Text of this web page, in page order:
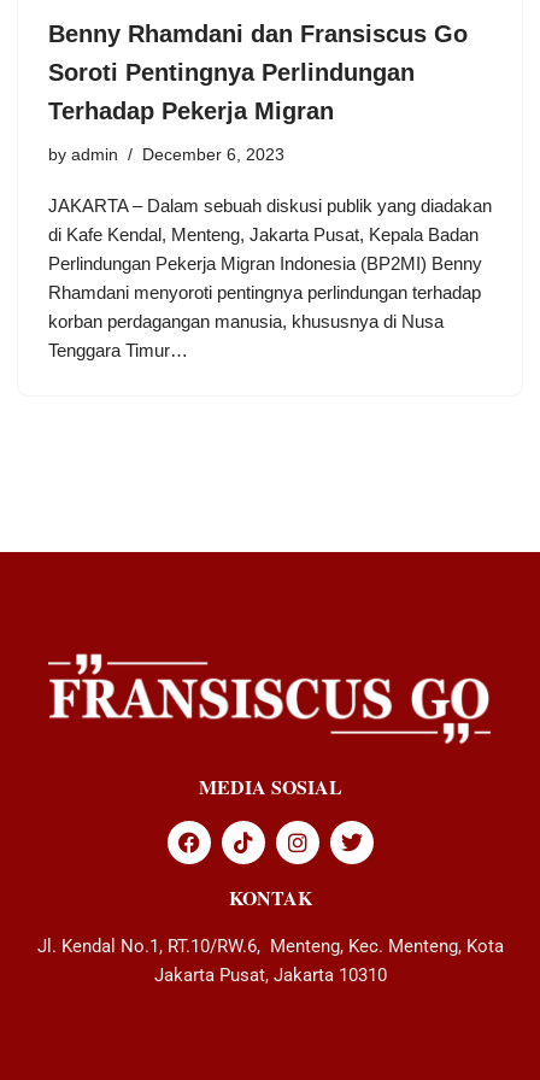
Benny Rhamdani dan Fransiscus Go
Soroti Pentingnya Perlindungan
Terhadap Pekerja Migran
by admin December 6, 2023
JAKARTA – Dalam sebuah diskusi publik yang diadakan
di Kafe Kendal, Menteng, Jakarta Pusat, Kepala Badan
Perlindungan Pekerja Migran Indonesia (BP2MI) Benny
Rhamdani menyoroti pentingnya perlindungan terhadap
korban perdagangan manusia, khususnya di Nusa
Tenggara Timur…
MEDIA SOSIAL
KONTAK
Jl. Kendal No.1, RT.10/RW.6, Menteng, Kec. Menteng, Kota
Jakarta Pusat, Jakarta 10310